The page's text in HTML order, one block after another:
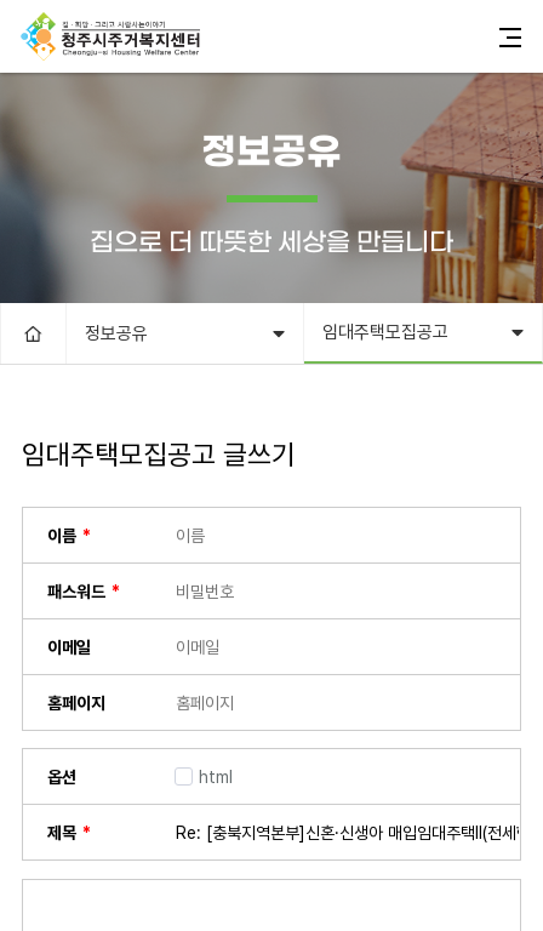
정보공유
집으로 더 따뜻한 세상을 만듭니다
정보공유 임대주택모집공고
임대주택모집공고 글쓰기
이름
패스워드
이메일
홈페이지
옵션 html
제목